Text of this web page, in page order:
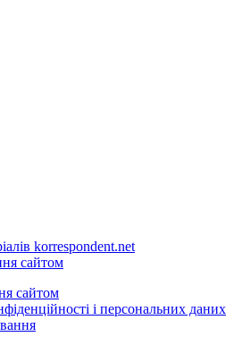
korrespondent.net
сайтом
сайтом
і персональних даних